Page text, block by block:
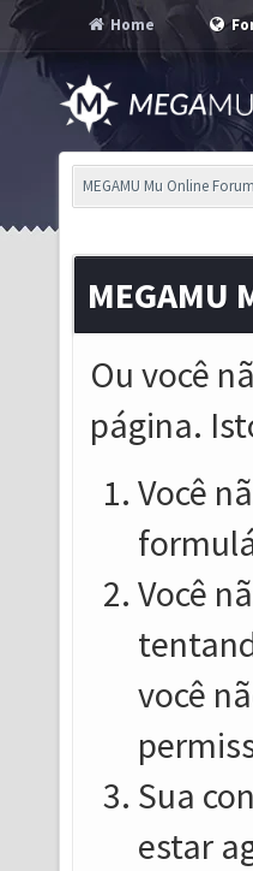
Home
MEGAMU Mu Online Forum
MEGAMU
Ou você
página.
Você
Você
você
Sua
estar